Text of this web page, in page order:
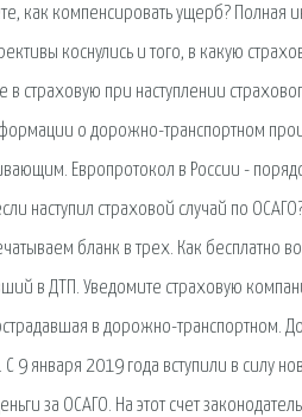
как компенсировать ущерб?
коснулись и того, в какую
страховую при наступлении
о дорожно-транспортном
Европротокол в России -
наступил страховой случай по
бланк в трех. Как бесплатно
в ДТП. Уведомите страховую
в дорожно-транспортном.
9 января 2019 года вступили в силу
за ОСАГО. На этот счет